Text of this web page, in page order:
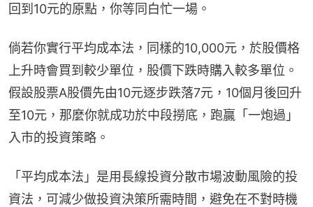
回到10元的原點，你等同白忙一場。
倘若你實行平均成本法，同樣的10,000元，於股價格
上升時會買到較少單位，股價下跌時購入較多單位。
假設股票A股價先由10元逐步跌落7元，10個月後回升
至10元，那麼你就成功於中段撈底，跑贏「一炮過」
入市的投資策略。
「平均成本法」是用長線投資分散市場波動風險的投
資法，可減少做投資決策所需時間，避免在不對時機